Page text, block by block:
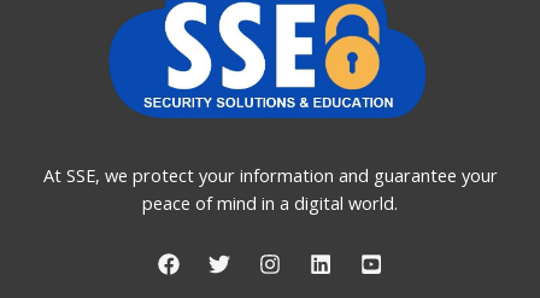
At SSE, we protect your information and guarantee your
peace of mind in a digital world.